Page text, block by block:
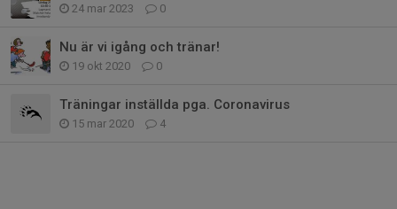
24 mar 2023 0
Nu är vi igång och tränar!
19 okt 2020 0
Träningar inställda pga. Coronavirus
15 mar 2020 4